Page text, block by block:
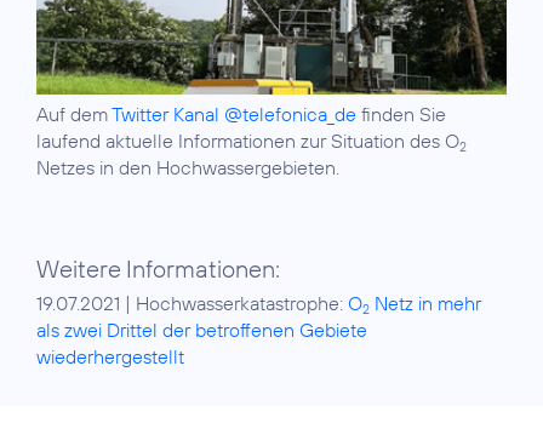
Auf demTwitter Kanal @telefonica_de finden Sie
laufend aktuelle Informationen zur Situation des O2
Netzes in den Hochwassergebieten.
Weitere Informationen:
19.07.2021 | Hochwasserkatastrophe: O2 Netz in mehr
als zwei Drittel der betroffenen Gebiete
wiederhergestellt